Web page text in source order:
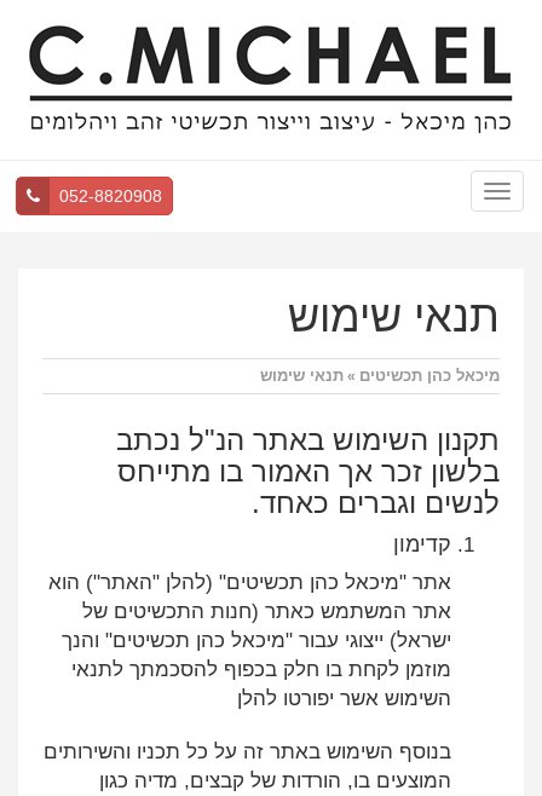
Toggle
navigation
052-8820908
תנאי שימוש
מיכאל כהן תכשיטים » תנאי שימוש
תקנון השימוש באתר הנ"ל נכתב
בלשון זכר אך האמור בו מתייחס
לנשים וגברים כאחד.
קדימון
אתר "מיכאל כהן תכשיטים" (להלן "האתר") הוא
אתר המשתמש כאתר (חנות התכשיטים של
ישראל) ייצוגי עבור "מיכאל כהן תכשיטים" והנך
מוזמן לקחת בו חלק בכפוף להסכמתך לתנאי
השימוש אשר יפורטו להלן
בנוסף השימוש באתר זה על כל תכניו והשירותים
המוצעים בו, הורדות של קבצים, מדיה כגון